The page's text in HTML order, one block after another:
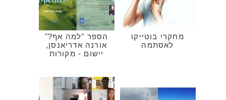
מחקרי בוטייקו
לאסתמה
הספר "למה אף?"
אורנה אדריאנסן,
יישום - מקורות